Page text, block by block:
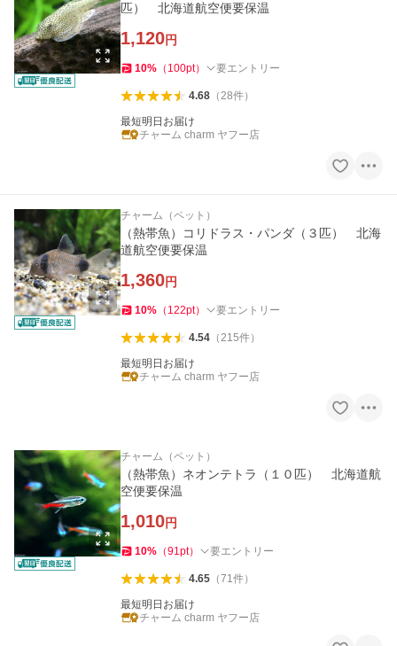
匹） 北海道航空便要保温
1,120円
10% （ 100pt） 要エントリー
4.68（28件）
最短明日お届け
チャーム charm ヤフー店
チャーム（ペット）
（熱帯魚）コリドラス・パンダ（３匹） 北海
道航空便要保温
1,360円
10% （ 122pt） 要エントリー
4.54（215件）
最短明日お届け
チャーム charm ヤフー店
チャーム（ペット）
（熱帯魚）ネオンテトラ（１０匹） 北海道航
空便要保温
1,010円
10% （91pt） 要エントリー
4.65（71件）
最短明日お届け
チャーム charm ヤフー店